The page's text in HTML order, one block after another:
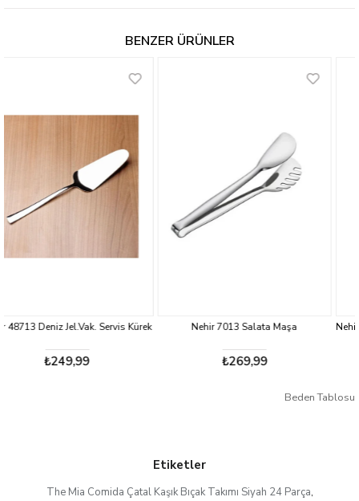
BENZER ÜRÜNLER
Servis Kürek Nehir 7013 Salata Maşa Nehir 48710 Deniz
Beden Tablosu
Etiketler
The Mia Comida Çatal Kaşık Bıçak Takımı Siyah 24 Parça,